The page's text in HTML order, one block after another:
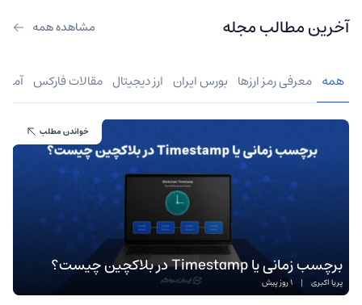
آخرین مطالب مجله مشاهده همه
همه معرفی رمز ارزها بورس ایران ارز دیجیتال مقالات فارکس
برچسب زمانی یا Timestamp در بلاکچین چیست؟
پریا اکبری | 1 روز پیش
خواندن مطلب